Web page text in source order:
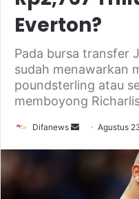
Everton?
Pada bursa transfer
sudah menawarkan
poundsterling atau
memboyong
Difanews
SendAgustus